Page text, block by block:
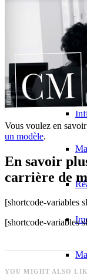
Emplois
BY CM
Vous voulez en
un modèle.
En savoir
carrière de
[shortcode-variables
[shortcode-variables
YOU MIGHT ALSO